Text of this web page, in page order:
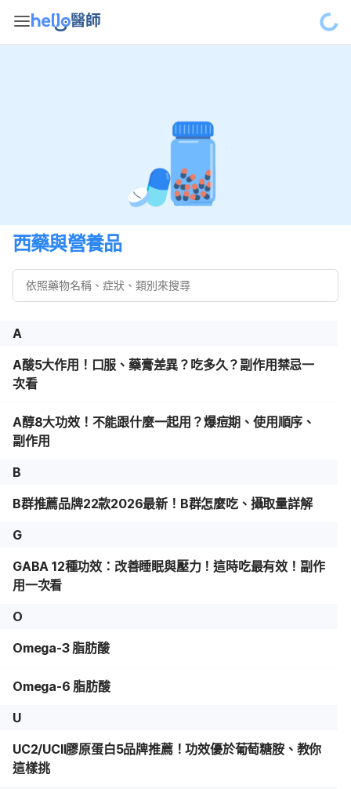
西藥與營養品
A
A酸5大作用！口服、藥膏差異？吃多久？副作用禁忌一
次看
A醇8大功效！不能跟什麼一起用？爆痘期、使用順序、
副作用
B
B群推薦品牌22款2026最新！B群怎麼吃、攝取量詳解
G
GABA 12種功效：改善睡眠與壓力！這時吃最有效！副作
用一次看
O
Omega-3 脂肪酸
Omega-6 脂肪酸
U
UC2/UCII膠原蛋白5品牌推薦！功效優於葡萄糖胺、教你
這樣挑